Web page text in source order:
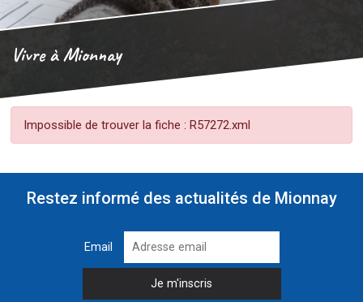
Vivre à Mionnay
Impossible de trouver la fiche : R57272.xml
Restez informé des actualités de Mionnay
Email